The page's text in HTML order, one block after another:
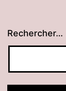
Rechercher…